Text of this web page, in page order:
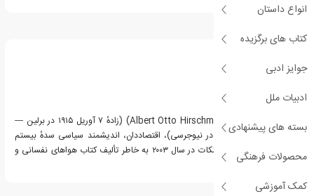
انواع داستان
کتاب های برگزیده
جوایز ادبی
ادبیات ملل
بسته های پیشنهادی
محصولات فرهنگی
کمک آموزشی
درباره آلبرت هیرشمن
آلبرت اوتو هرشمن (Albert Otto Hirschmann) (زادهٔ ۷ آوریل ۱۹۱۵ در برلین —
درگذشتهٔ ۱۰ دسامبر ۲۰۱۲ در نیوجرسی)، اقتصاددان، اندیشمند سیاسی سدهٔ بیستم
آلمانی و برندهٔ جایزهٔ لیپینکات در سال ۲۰۰۳ به خاطر تألیف کتاب هواهای نفسانی و
منافع است.